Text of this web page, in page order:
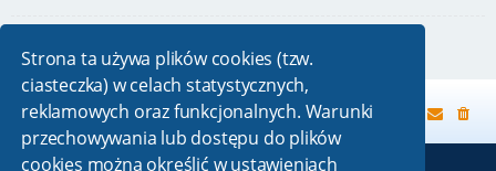
Strona ta używa plików cookies (tzw.
ciasteczka) w celach statystycznych,
reklamowych oraz funkcjonalnych. Warunki
przechowywania lub dostępu do plików
cookies można określić w ustawieniach
Strona główna